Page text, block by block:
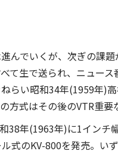
んでいくが、次ぎの課
て生で送られ、ニュー
らい昭和34年(1959年)
式はその後のVTR重要
38年(1963年)に1インチ
式のKV-800を発売。い